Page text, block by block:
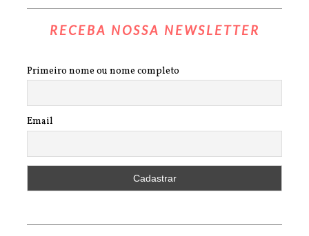
RECEBA NOSSA NEWSLETTER
Primeiro nome ou nome completo
Email